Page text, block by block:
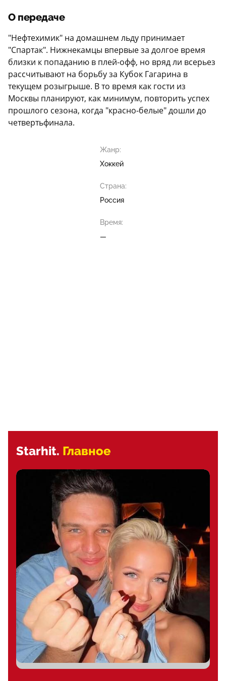
О передаче
"Нефтехимик" на домашнем льду принимает
"Спартак". Нижнекамцы впервые за долгое время
близки к попаданию в плей-офф, но вряд ли всерьез
рассчитывают на борьбу за Кубок Гагарина в
текущем розыгрыше. В то время как гости из
Москвы планируют, как минимум, повторить успех
прошлого сезона, когда "красно-белые" дошли до
четвертьфинала.
Жанр:
Хоккей
Страна:
Россия
Время:
—
Starhit. Главное